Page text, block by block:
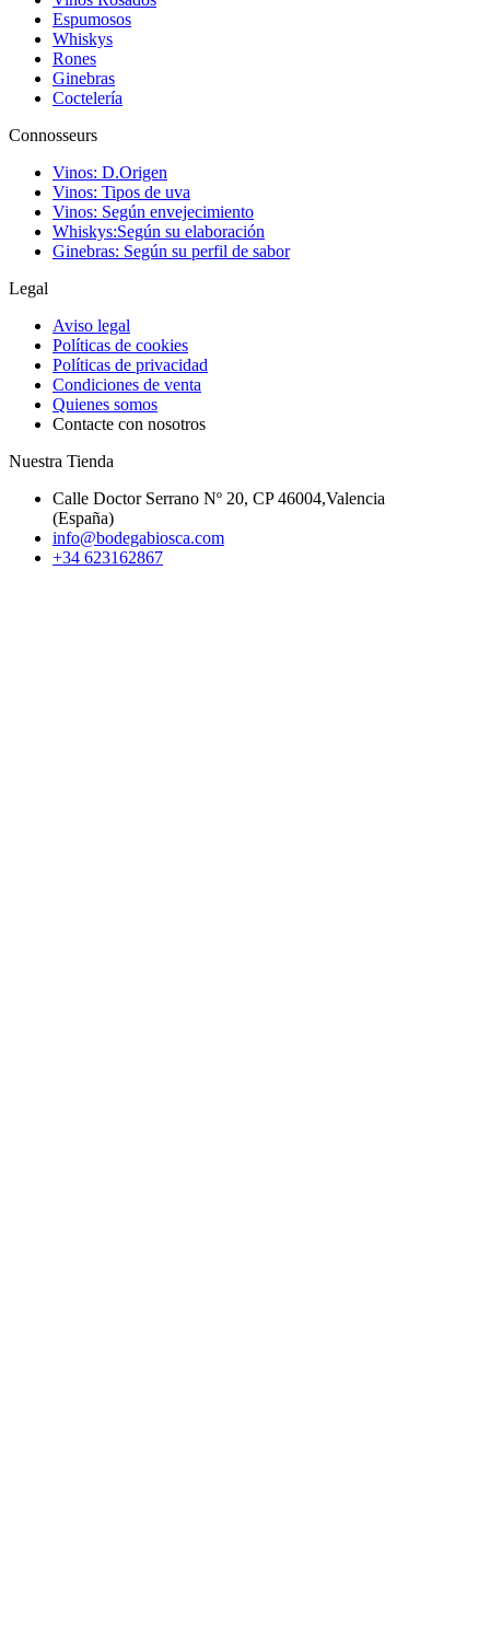
Espumosos
Whiskys
Rones
Ginebras
Coctelería
Connosseurs
Vinos: D.Origen
Vinos: Tipos de uva
Vinos: Según envejecimiento
Whiskys:Según su elaboración
Ginebras: Según su perfil de sabor
Legal
Aviso legal
Políticas de cookies
Políticas de privacidad
Condiciones de venta
Quienes somos
Contacte con nosotros
Nuestra Tienda
Calle Doctor Serrano Nº 20, CP 46004,Valencia
(España)
info@bodegabiosca.com
+34 623162867